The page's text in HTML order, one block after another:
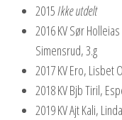
2015 Ikke utdelt
2016 KV Sør
Simensrud, 3.g
2017 KV Ero, Lisbet
2018 KV Bjb Tiril,
2019 KV Ajt Kali,